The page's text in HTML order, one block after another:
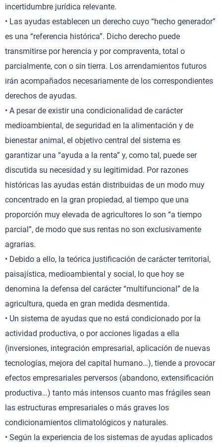
incertidumbre jurídica relevante.
• Las ayudas establecen un derecho cuyo “hecho generador”
es una “referencia histórica”. Dicho derecho puede
transmitirse por herencia y por compraventa, total o
parcialmente, con o sin tierra. Los arrendamientos futuros
irán acompañados necesariamente de los correspondientes
derechos de ayudas.
• A pesar de existir una condicionalidad de carácter
medioambiental, de seguridad en la alimentación y de
bienestar animal, el objetivo central del sistema es
garantizar una “ayuda a la renta” y, como tal, puede ser
discutida su necesidad y su legitimidad. Por razones
históricas las ayudas están distribuidas de un modo muy
concentrado en la gran propiedad, al tiempo que una
proporción muy elevada de agricultores lo son “a tiempo
parcial”, de modo que sus rentas no son exclusivamente
agrarias.
• Debido a ello, la teórica justificación de carácter territorial,
paisajística, medioambiental y social, lo que hoy se
denomina la defensa del carácter “multifuncional” de la
agricultura, queda en gran medida desmentida.
• Un sistema de ayudas que no está condicionado por la
actividad productiva, o por acciones ligadas a ella
(inversiones, integración empresarial, aplicación de nuevas
tecnologías, mejora del capital humano…), tiende a provocar
efectos empresariales perversos (abandono, extensificación
productiva…) tanto más intensos cuanto mas frágiles sean
las estructuras empresariales o más graves los
condicionamientos climatológicos y naturales.
• Según la experiencia de los sistemas de ayudas aplicados